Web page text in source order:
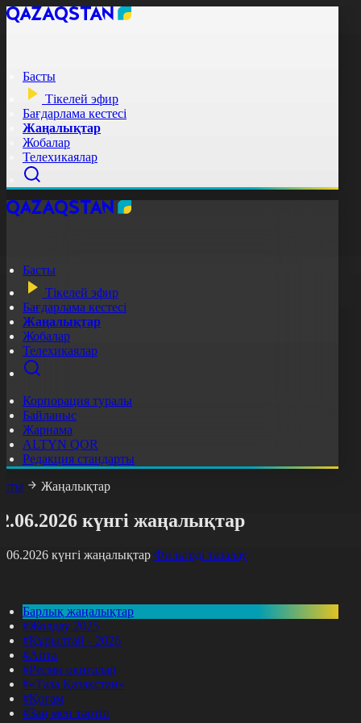
Басты
Тікелей эфир
Бағдарлама кестесі
Жаңалықтар
Жобалар
Телехикаялар
Басты
Тікелей эфир
Бағдарлама кестесі
Жаңалықтар
Жобалар
Телехикаялар
Корпорация туралы
Байланыс
Жарнама
ALTYN QOR
Редакция стандарты
Жаңалықтар
күнгі жаңалықтар
күнгі жаңалықтар Фильтрді тазалау
Барлық жаңалықтар
#Жолдау 2025
#Құрылтай - 2026
#Апта
#Ресми оқиғалар
#«Таза Қазақстан»
#Қоғам
#Заң мен тәртіп